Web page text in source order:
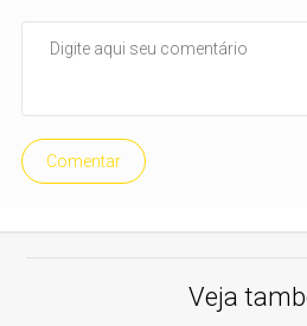
Comentar
Veja